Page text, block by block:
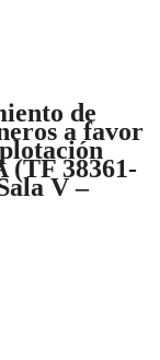
de
a favor
(TF 38361-
V –